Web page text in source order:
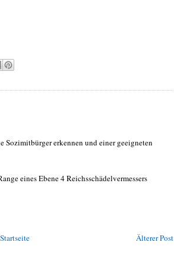
erkennen und einer geeigneten
eines Ebene 4 Reichsschädelvermessers
Älterer Post
Startseite